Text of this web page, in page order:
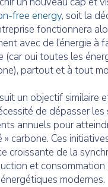
free energy, soit la
fonctionnera
avec de l’énergie à
(car oui toutes les
partout et à tout
un objectif similaire
de dépasser les
annuels pour
» carbone. Ces
croissante de la
et consommation
modernes.